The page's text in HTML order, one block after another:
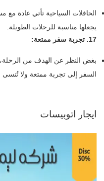
الحافلات السياحية تأتي عادة مع
يجعلها مناسبة للرحلات الطويلة.
17. تجربة سفر ممتعة:
بغض النظر عن الهدف من الرحلة،
السفر إلى تجربة ممتعة ولا تُنسى
ايجار اتوبيسات